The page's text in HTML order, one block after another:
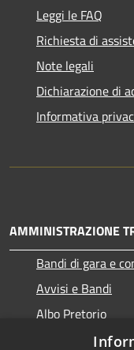
Leggi le FAQ
Richiesta di
Note legali
Dichiarazione di
Informativa
AMMINISTRAZIONE
Bandi di gara e
Avvisi e Bandi
Albo Pretorio